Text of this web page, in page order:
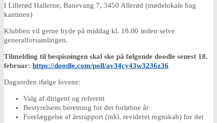
I Lillerød Hallerne, Banevang 7, 3450 Allerød (mødelokale bag
kantinen)
Klubben vil gerne byde på middag kl. 18.00 inden selve
generalforsamlingen.
Tilmelding til bespisningen skal ske på følgende doodle senest 18.
februar: https://doodle.com/poll/av34cy43w3236z36
Dagsorden ifølge lovene:
Valg af dirigent og referent
Bestyrelsens beretning for det forløbne år
Forelæggelse af årsrapport (inkl. revideret regnskab) for det